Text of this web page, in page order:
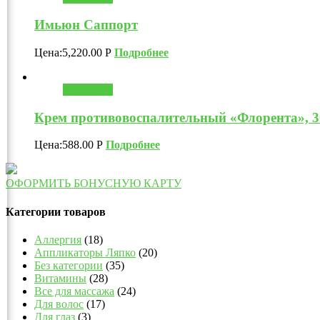
Имьюн Саппорт
Цена:5,220.00 Р Подробнее
Крем противовоспалительный «Флорента»,
Цена:588.00 Р Подробнее
ОФОРМИТЬ БОНУСНУЮ КАРТУ
Категории товаров
Аллергия (18)
Аппликаторы Ляпко (20)
Без категории (35)
Витамины (28)
Все для массажа (24)
Для волос (17)
Для глаз (3)